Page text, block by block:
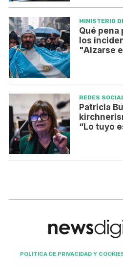
MINISTERIO
Qué pena
los
"Alzarse
REDES
Patricia
“Lo tuyo
POLITICA DE PRIVACIDAD Y